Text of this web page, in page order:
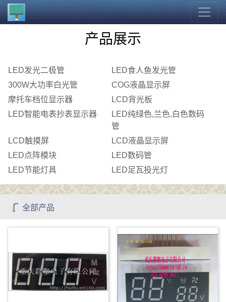
产品展示
LED发光二极管
LED食人鱼发光管
300W大功率白光管
COG液晶显示屏
摩托车档位显示器
LCD背光板
LED智能电表抄表显示器
LED纯绿色,兰色,白色数码
管
LCD触摸屏
LCD液晶显示屏
LED点阵模块
LED数码管
LED节能灯具
LED足瓦投光灯
全部产品